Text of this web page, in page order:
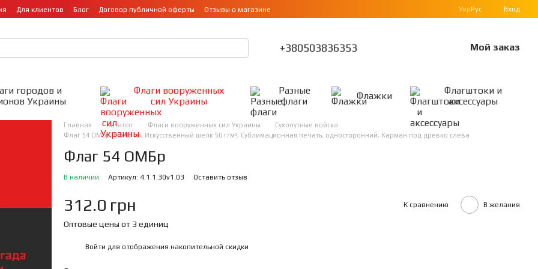
Для клиентов Блог Договор публичной оферты Отзывы о магазине УкрРус Вход
+380503836353 Мой заказ
городов и
Украины
Флаги вооруженных
сил Украины
Разные
флаги
Флажки
Флагштоки и
аксессуары
Главная Каталог Флаги вооруженных сил Украины
Сухопутные войска
Флаг 54 ОМБр, 60х90 см, Искусственный шелк 50 г/м², Сублимационная печать, односторонний, Карман под древко слева
Флаг 54 ОМБр
В наличии Артикул: 4.1.1.30v1.03 Оставить отзыв
312.0 грн К сравнению В желания
Оптовые цены от 3 единиц
Войти для отображения накопительной скидки